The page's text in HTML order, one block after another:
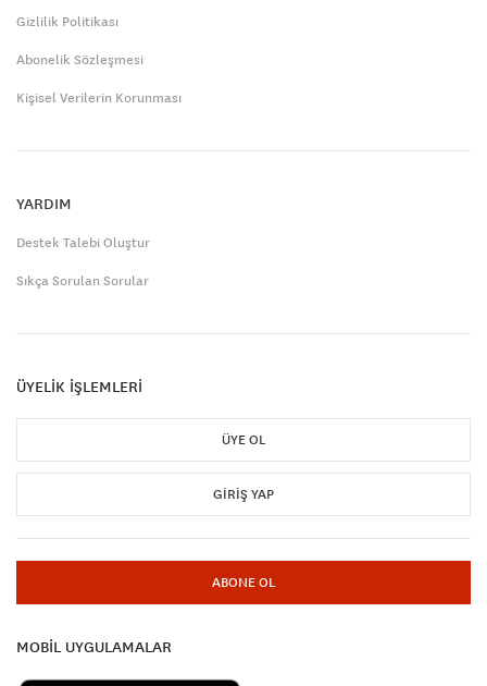
Gizlilik Politikası
Abonelik Sözleşmesi
Kişisel Verilerin Korunması
YARDIM
Destek Talebi Oluştur
Sıkça Sorulan Sorular
ÜYELİK İŞLEMLERİ
ÜYE OL
GIRIŞ YAP
ABONE OL
MOBİL UYGULAMALAR